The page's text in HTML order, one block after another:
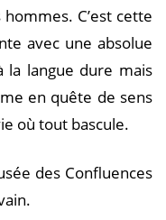
C’est cette
avec une absolue
la langue dure mais
en quête de sens
où tout bascule.
des Confluences